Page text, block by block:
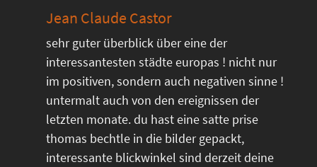
Jean Claude Castor
sehr guter überblick über eine der
interessantesten städte europas ! nicht nur
im positiven, sondern auch negativen sinne !
untermalt auch von den ereignissen der
letzten monate. du hast eine satte prise
thomas bechtle in die bilder gepackt,
interessante blickwinkel sind derzeit deine